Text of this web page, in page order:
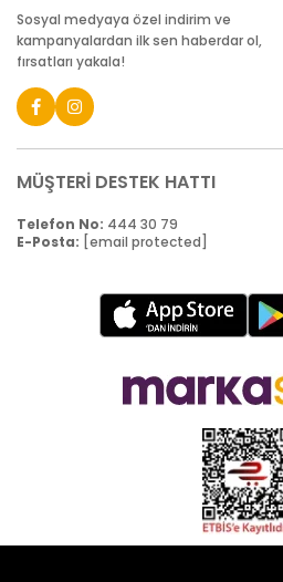
Sosyal medyaya özel indirim ve
kampanyalardan ilk sen haberdar ol,
fırsatları yakala!
MÜŞTERİ DESTEK HATTI
Telefon No: 444 30 79
E-Posta: [email protected]